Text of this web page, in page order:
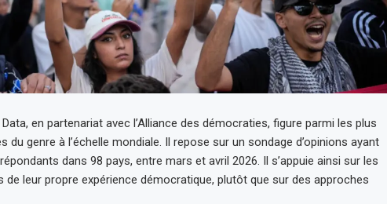
en partenariat avec l’Alliance des démocraties, figure parmi les plus
du genre à l’échelle mondiale. Il repose sur un sondage d’opinions ayant
dans 98 pays, entre mars et avril 2026. Il s’appuie ainsi sur les
de leur propre expérience démocratique, plutôt que sur des approches